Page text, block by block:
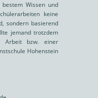
Wissen und
keine
sondern basierend
jemand trotzdem
Arbeit bzw. einer
Hohenstein